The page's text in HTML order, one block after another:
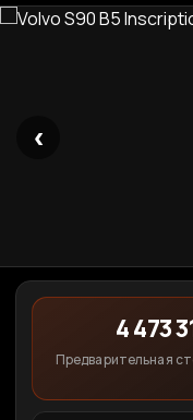
‹
4 473
Предварительная